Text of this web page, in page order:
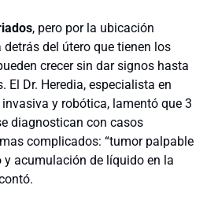
, pero por la ubicación
del útero que tienen los
crecer sin dar signos hasta
El Dr. Heredia, especialista en
y robótica, lamentó que 3
diagnostican con casos
complicados: “tumor palpable
acumulación de líquido en la